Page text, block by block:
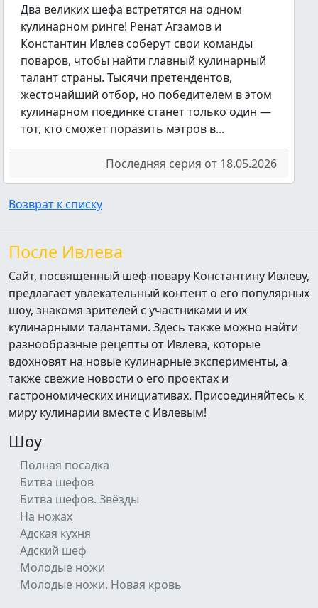
Два великих шефа встретятся на одном
кулинарном ринге! Ренат Агзамов и
Константин Ивлев соберут свои команды
поваров, чтобы найти главный кулинарный
талант страны. Тысячи претендентов,
жесточайший отбор, но победителем в этом
кулинарном поединке станет только один —
тот, кто сможет поразить мэтров в...
Последняя серия от 18.05.2026
Возврат к списку
После Ивлева
Сайт, посвященный шеф-повару Константину Ивлеву,
предлагает увлекательный контент о его популярных
шоу, знакомя зрителей с участниками и их
кулинарными талантами. Здесь также можно найти
разнообразные рецепты от Ивлева, которые
вдохновят на новые кулинарные эксперименты, а
также свежие новости о его проектах и
гастрономических инициативах. Присоединяйтесь к
миру кулинарии вместе с Ивлевым!
Шоу
Полная посадка
Битва шефов
Битва шефов. Звёзды
На ножах
Адская кухня
Адский шеф
Молодые ножи
Молодые ножи. Новая кровь